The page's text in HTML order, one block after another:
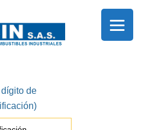
de